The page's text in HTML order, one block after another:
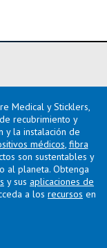
Medical y Sticklers,
recubrimiento y
y la instalación de
médicos, fibra
son sustentables y
al planeta. Obtenga
y sus aplicaciones de
a los recursos en